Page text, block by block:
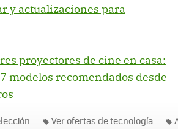
y actualizaciones para
proyectores de cine en casa:
modelos recomendados desde
Ver ofertas de tecnología